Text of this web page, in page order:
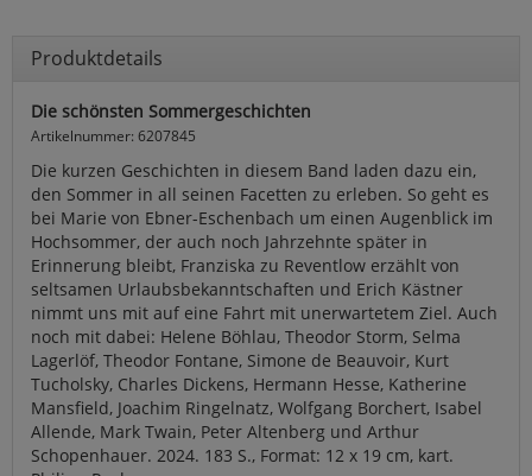
Produktdetails
Die schönsten Sommergeschichten
Artikelnummer: 6207845
Die kurzen Geschichten in diesem Band laden dazu ein,
den Sommer in all seinen Facetten zu erleben. So geht es
bei Marie von Ebner-Eschenbach um einen Augenblick im
Hochsommer, der auch noch Jahrzehnte später in
Erinnerung bleibt, Franziska zu Reventlow erzählt von
seltsamen Urlaubsbekanntschaften und Erich Kästner
nimmt uns mit auf eine Fahrt mit unerwartetem Ziel. Auch
noch mit dabei: Helene Böhlau, Theodor Storm, Selma
Lagerlöf, Theodor Fontane, Simone de Beauvoir, Kurt
Tucholsky, Charles Dickens, Hermann Hesse, Katherine
Mansfield, Joachim Ringelnatz, Wolfgang Borchert, Isabel
Allende, Mark Twain, Peter Altenberg und Arthur
Schopenhauer. 2024. 183 S., Format: 12 x 19 cm, kart.